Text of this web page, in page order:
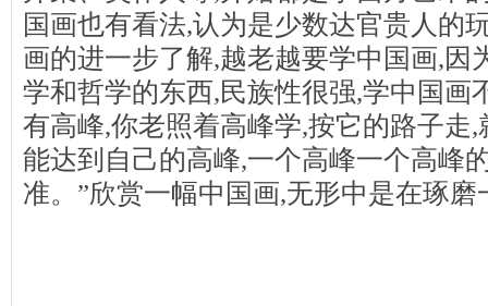
国画也有看法,认为是少数达官贵人的
画的进一步了解,越老越要学中国画,因
学和哲学的东西,民族性很强,学中国画
有高峰,你老照着高峰学,按它的路子走
能达到自己的高峰,一个高峰一个高峰
准。”欣赏一幅中国画,无形中是在琢